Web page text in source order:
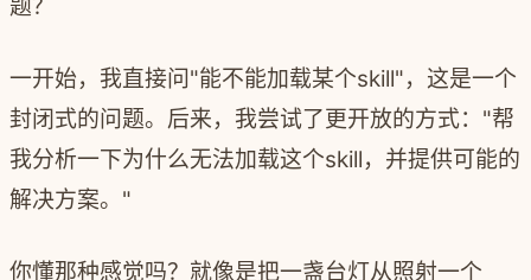
题？
一开始，我直接问"能不能加载某个skill"，这是一个
封闭式的问题。后来，我尝试了更开放的方式："帮
我分析一下为什么无法加载这个skill，并提供可能的
解决方案。"
你懂那种感觉吗？就像是把一盏台灯从照射一个